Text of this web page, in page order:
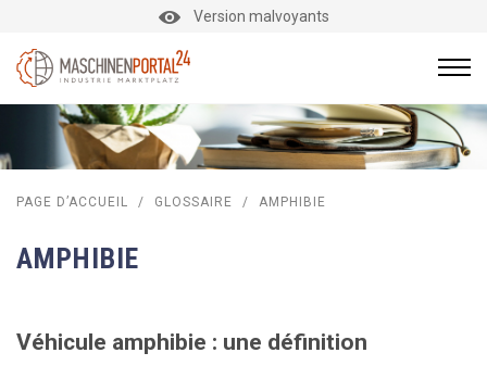
Version malvoyants
PAGE D’ACCUEIL / GLOSSAIRE / AMPHIBIE
AMPHIBIE
Véhicule amphibie : une définition